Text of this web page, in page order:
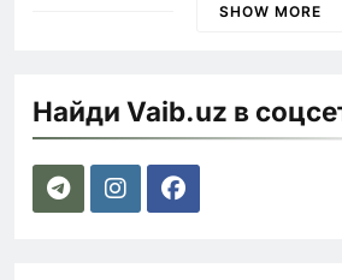
SHOW MORE
Найди Vaib.uz в